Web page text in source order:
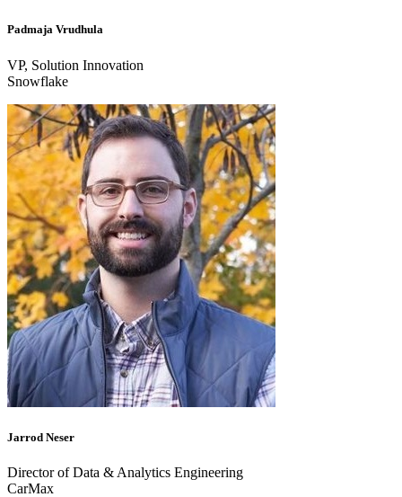
Padmaja Vrudhula
VP, Solution Innovation
Snowflake
Jarrod Neser
Director of Data & Analytics Engineering
CarMax